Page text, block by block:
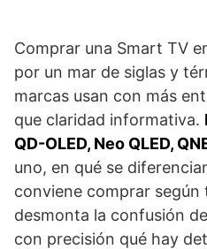
Comprar una Smart TV
por un mar de siglas y
marcas usan con más
que claridad informativa.
QD-OLED, Neo QLED,
uno, en qué se
conviene comprar según
desmonta la confusión
con precisión qué hay